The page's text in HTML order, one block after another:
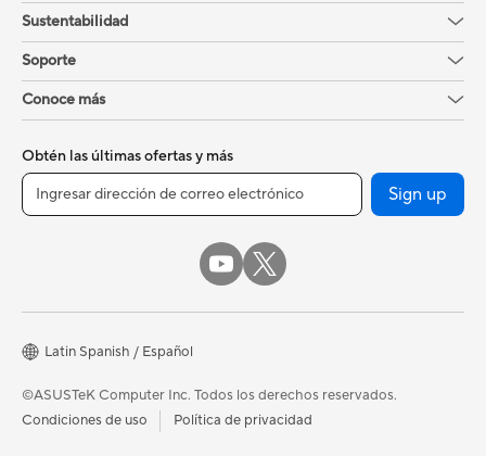
Sustentabilidad
Soporte
Conoce más
Obtén las últimas ofertas y más
Sign up
Latin Spanish / Español
©ASUSTeK Computer Inc. Todos los derechos reservados.
Condiciones de uso
Política de privacidad